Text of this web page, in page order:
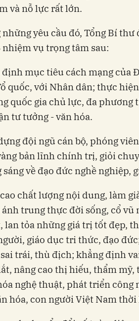
và nỗ lực rất lớn.
yêu cầu đó, Tổng Bí
nhiệm vụ trọng tâm sau:
định mục tiêu cách mạng của
quốc, với Nhân dân; thực
quốc gia chủ lực, đa phương
tư tưởng - văn hóa.
đội ngũ cán bộ, phóng
bản lĩnh chính trị, giỏi
sáng về đạo đức nghề nghiệp,
chất lượng nội dung, làm
trung thực đời sống, cổ
lan tỏa những giá trị tốt đẹp,
giáo dục tri thức, đạo
trái, thù địch; khẳng định
nâng cao thị hiếu, thẩm
nghệ thuật, phát triển công
hóa, con người Việt Nam